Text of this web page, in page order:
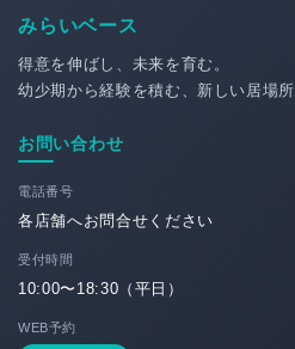
みらいベース
得意を伸ばし、未来を育む。
幼少期から経験を積む、新しい居場所
お問い合わせ
電話番号
各店舗へお問合せください
受付時間
10:00〜18:30（平日）
WEB予約